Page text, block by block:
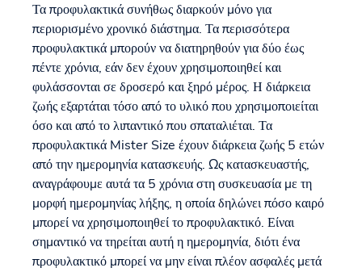
Τα προφυλακτικά συνήθως διαρκούν μόνο για
περιορισμένο χρονικό διάστημα. Τα περισσότερα
προφυλακτικά μπορούν να διατηρηθούν για δύο έως
πέντε χρόνια, εάν δεν έχουν χρησιμοποιηθεί και
φυλάσσονται σε δροσερό και ξηρό μέρος. Η διάρκεια
ζωής εξαρτάται τόσο από το υλικό που χρησιμοποιείται
όσο και από το λιπαντικό που σπαταλιέται. Τα
προφυλακτικά Mister Size έχουν διάρκεια ζωής 5 ετών
από την ημερομηνία κατασκευής. Ως κατασκευαστής,
αναγράφουμε αυτά τα 5 χρόνια στη συσκευασία με τη
μορφή ημερομηνίας λήξης, η οποία δηλώνει πόσο καιρό
μπορεί να χρησιμοποιηθεί το προφυλακτικό. Είναι
σημαντικό να τηρείται αυτή η ημερομηνία, διότι ένα
προφυλακτικό μπορεί να μην είναι πλέον ασφαλές μετά